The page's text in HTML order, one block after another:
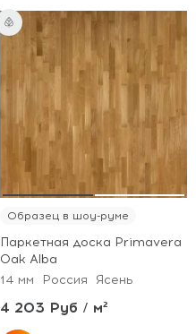
Образец в шоу-руме
Паркетная доска Primavera
Oak Alba
14 мм
Россия Ясень
4 203 Руб / м²